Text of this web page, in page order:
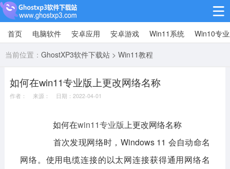
Win10专业版
Win10纯净版
Win11系统
休闲益智 赛车竞速 冒险解谜
首页 电脑软件 安卓应用 安卓游戏 Win11系统 Win10专
当前位置： GhostXP3软件下载站 > Win11教程
如何在win11专业版上更改网络名称
作者： 来源： 日期：2022-04-01
如何在win11专业版上更改网络名称
首次发现网络时，Windows 11 会自动命名
网络。使用电缆连接的以太网连接获得通用网络名